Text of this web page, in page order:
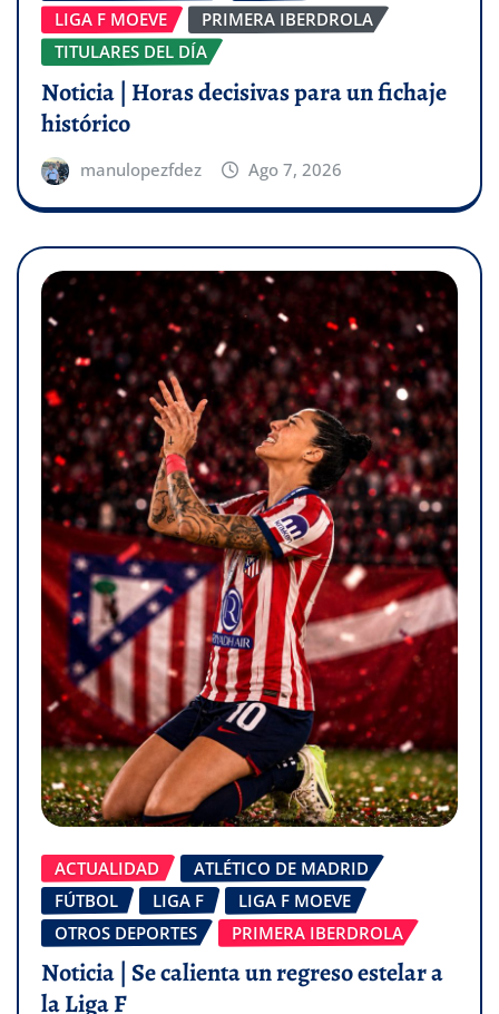
LIGA F MOEVE
PRIMERA IBERDROLA
TITULARES DEL DÍA
Noticia | Horas decisivas para un fichaje
histórico
manulopezfdez Ago 7, 2026
ACTUALIDAD
ATLÉTICO DE MADRID
FÚTBOL
LIGA F
LIGA F MOEVE
OTROS DEPORTES
PRIMERA IBERDROLA
Noticia | Se calienta un regreso estelar a
la Liga F